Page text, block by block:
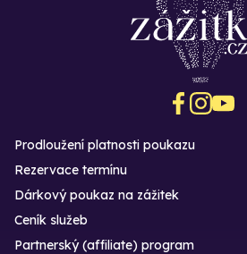
Prodloužení platnosti poukazu
Rezervace termínu
Dárkový poukaz na zážitek
Ceník služeb
Partnerský (affiliate) program